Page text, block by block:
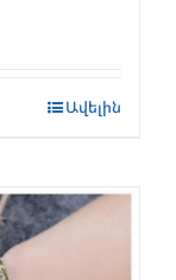
Ավելին